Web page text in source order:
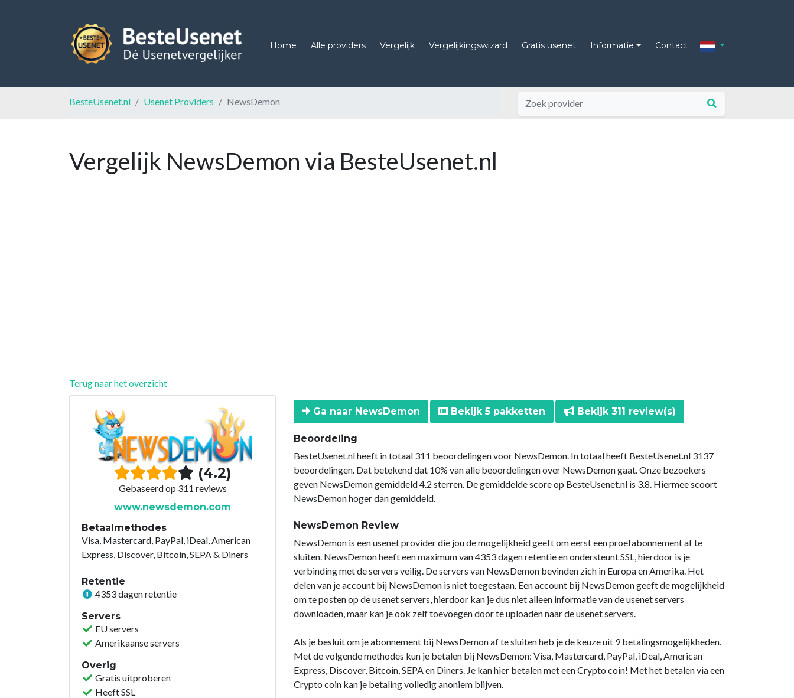
Home Alle providers Vergelijk Vergelijkingswizard Gratis usenet Informatie Contact
BesteUsenet.nl Usenet Providers NewsDemon
Vergelijk NewsDemon via BesteUsenet.nl
Terug naar het overzicht
(4.2)
Gebaseerd op 311 reviews
www.newsdemon.com
Betaalmethodes
Visa, Mastercard, PayPal, iDeal, American
Express, Discover, Bitcoin, SEPA & Diners
Retentie
4353 dagen retentie
Servers
EU servers
Amerikaanse servers
Overig
Gratis uitproberen
Heeft SSL
Ga naar NewsDemon Bekijk 5 pakketten Bekijk 311 review(s)
Beoordeling
BesteUsenet.nl heeft in totaal 311 beoordelingen voor NewsDemon. In totaal heeft BesteUsenet.nl 3137
beoordelingen. Dat betekend dat 10% van alle beoordelingen over NewsDemon gaat. Onze bezoekers
geven NewsDemon gemiddeld 4.2 sterren. De gemiddelde score op BesteUsenet.nl is 3.8. Hiermee scoort
NewsDemon hoger dan gemiddeld.
NewsDemon Review
NewsDemon is een usenet provider die jou de mogelijkheid geeft om eerst een proefabonnement af te
sluiten. NewsDemon heeft een maximum van 4353 dagen retentie en ondersteunt SSL, hierdoor is je
verbinding met de servers veilig. De servers van NewsDemon bevinden zich in Europa en Amerika. Het
delen van je account bij NewsDemon is niet toegestaan. Een account bij NewsDemon geeft de mogelijkheid
om te posten op de usenet servers, hierdoor kan je dus niet alleen informatie van de usenet servers
downloaden, maar kan je ook zelf toevoegen door te uploaden naar de usenet servers.
Als je besluit om je abonnement bij NewsDemon af te sluiten heb je de keuze uit 9 betalingsmogelijkheden.
Met de volgende methodes kun je betalen bij NewsDemon: Visa, Mastercard, PayPal, iDeal, American
Express, Discover, Bitcoin, SEPA en Diners. Je kan hier betalen met een Crypto coin! Met het betalen via een
Crypto coin kan je betaling volledig anoniem blijven.